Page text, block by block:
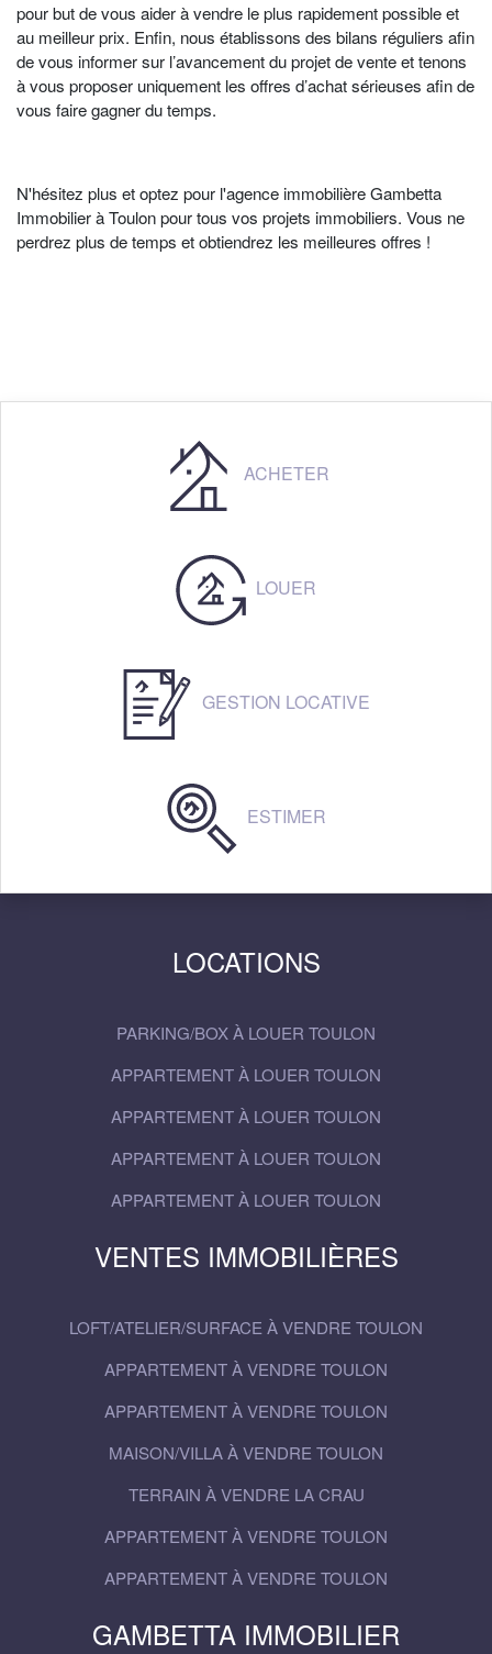
pour but de vous aider à vendre le plus rapidement possible et
au meilleur prix. Enfin, nous établissons des bilans réguliers afin
de vous informer sur l’avancement du projet de vente et tenons
à vous proposer uniquement les offres d’achat sérieuses afin de
vous faire gagner du temps.
N'hésitez plus et optez pour l'agence immobilière Gambetta
Immobilier à Toulonpour tous vos projets immobiliers. Vous ne
perdrez plus de temps et obtiendrez les meilleures offres !
ACHETER
LOUER
GESTION LOCATIVE
ESTIMER
LOCATIONS
PARKING/BOX À LOUER TOULON
APPARTEMENT À LOUER TOULON
APPARTEMENT À LOUER TOULON
APPARTEMENT À LOUER TOULON
APPARTEMENT À LOUER TOULON
VENTES IMMOBILIÈRES
LOFT/ATELIER/SURFACE À VENDRE TOULON
APPARTEMENT À VENDRE TOULON
APPARTEMENT À VENDRE TOULON
MAISON/VILLA À VENDRE TOULON
TERRAIN À VENDRE LA CRAU
APPARTEMENT À VENDRE TOULON
APPARTEMENT À VENDRE TOULON
GAMBETTA IMMOBILIER